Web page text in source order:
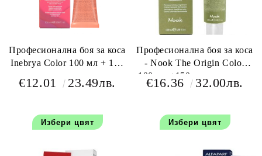
Професионална боя за коса
Inebrya Color 100 мл + 150
€12.01 23.49лв.
Избери цвят
Професионална боя за коса
- Nook The Origin Color
100 мл +150 мл окислител
€16.36 32.00лв.
Избери цвят